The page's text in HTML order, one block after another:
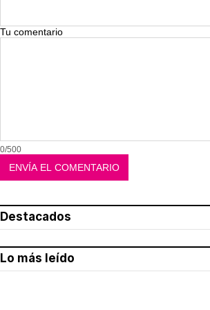
Tu comentario
0/500
Destacados
Lo más leído